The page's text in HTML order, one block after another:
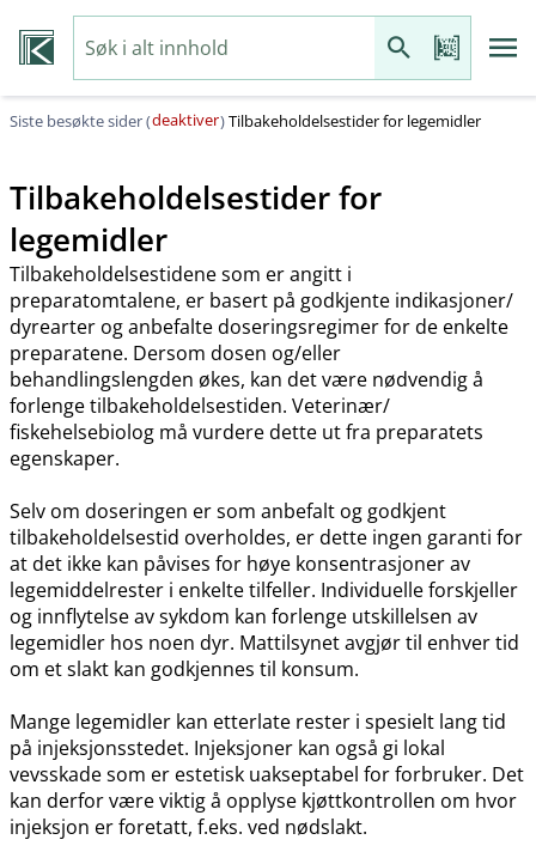
Siste besøkte sider (deaktiver)Tilbakeholdelsestider for legemidler
Tilbakeholdelsestider for
legemidler
Tilbakeholdelsestidene som er angitt i
preparatomtalene, er basert på godkjente indikasjoner​/​
dyrearter og anbefalte doseringsregimer for de enkelte
preparatene. Dersom dosen og​/​eller
behandlingslengden økes, kan det være nødvendig å
forlenge tilbakeholdelsestiden. Veterinær​/​
fiskehelsebiolog må vurdere dette ut fra preparatets
egenskaper.
Selv om doseringen er som anbefalt og godkjent
tilbakeholdelsestid overholdes, er dette ingen garanti for
at det ikke kan påvises for høye konsentrasjoner av
legemiddelrester i enkelte tilfeller. Individuelle forskjeller
og innflytelse av sykdom kan forlenge utskillelsen av
legemidler hos noen dyr. Mattilsynet avgjør til enhver tid
om et slakt kan godkjennes til konsum.
Mange legemidler kan etterlate rester i spesielt lang tid
på injeksjonsstedet. Injeksjoner kan også gi lokal
vevsskade som er estetisk uakseptabel for forbruker. Det
kan derfor være viktig å opplyse kjøttkontrollen om hvor
injeksjon er foretatt, f.eks. ved nødslakt.